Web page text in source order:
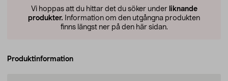
Vi hoppas att du hittar det du söker under liknande
produkter. Information om den utgångna produkten
finns längst ner på den här sidan.
Produktinformation